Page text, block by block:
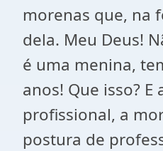
morenas que, na
dela. Meu Deus!
é uma menina,
anos! Que isso? E
profissional, a
postura de